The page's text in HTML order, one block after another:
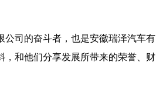
公司的奋斗者，也是安徽瑞泽汽车有
，和他们分享发展所带来的荣誉、财